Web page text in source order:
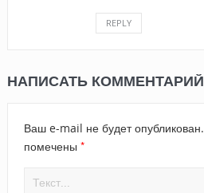
REPLY
НАПИСАТЬ КОММЕНТАРИЙ
Ваш e-mail не будет опубликован.
помечены *